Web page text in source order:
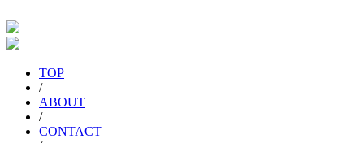
TOP
/
ABOUT
/
CONTACT